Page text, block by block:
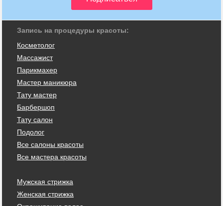
Запись на процедуры красоты:
Косметолог
Массажист
Парикмахер
Мастер маникюра
Тату мастер
Барбершоп
Тату салон
Подолог
Все салоны красоты
Все мастера красоты
Мужская стрижка
Женская стрижка